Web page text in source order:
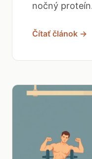
nočný
Čítať článok →